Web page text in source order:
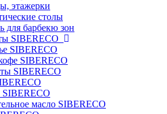
этажерки
столы
для барбекю зон
SIBERECO
SIBERECO
SIBERECO
SIBERECO
масло SIBERECO